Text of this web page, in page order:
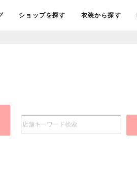
ショップを探す 衣装から探す